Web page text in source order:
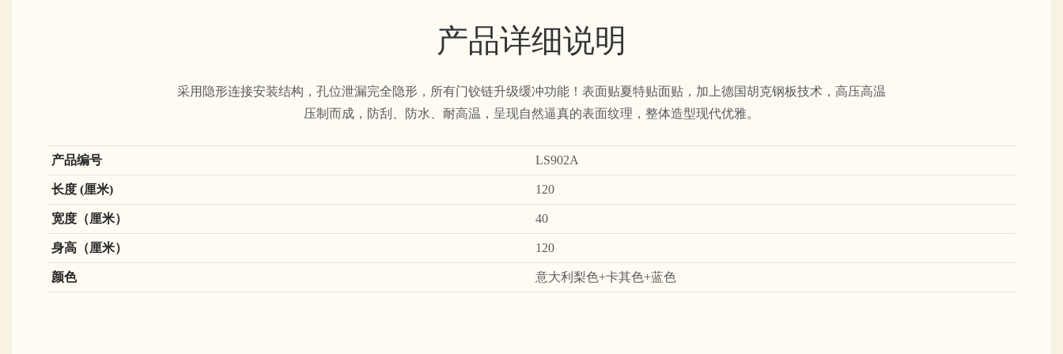
产品详细说明
采用隐形连接安装结构，孔位泄漏完全隐形，所有门铰链升级缓冲功能！表面贴夏特贴面贴，加上德国胡克钢板技术，高压高温
压制而成，防刮、防水、耐高温，呈现自然逼真的表面纹理，整体造型现代优雅。
产品编号
LS902A
长度 (厘米)
120
宽度（厘米）
40
身高（厘米）
120
颜色
意大利梨色+卡其色+蓝色